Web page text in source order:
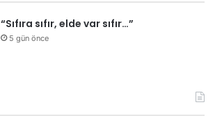
“Sıfıra sıfır, elde var sıfır…”
5 gün önce